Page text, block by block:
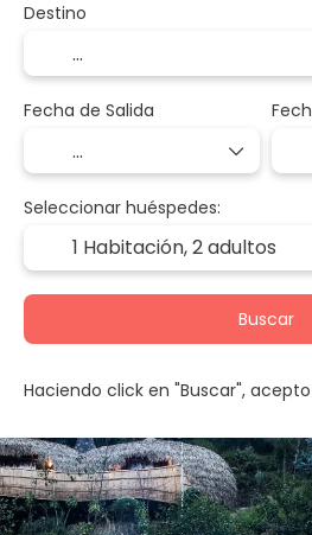
Destino
Fecha de Salida
Seleccionar huéspedes:
1 Habitación,2 adultos
Buscar
Haciendo click en "Buscar",